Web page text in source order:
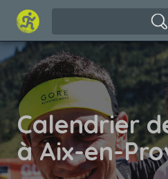
Calendrier
à Aix-en-